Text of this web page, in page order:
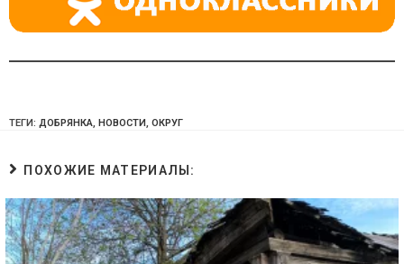
ТЕГИ: ДОБРЯНКА, НОВОСТИ, ОКРУГ
ПОХОЖИЕ МАТЕРИАЛЫ: